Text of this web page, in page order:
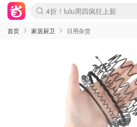
Boticinal 夏促开抢！
4折！lulu周四疯狂上新
还没结束！&OtherStories大促
Joybuy变相75折 随时失效
速领！Stanley独家85折
疑似霸哥！Camper额外叠85折
Zalando 奥莱闪促！每日更新
Moncler反季囤！5折起+叠9折
Coach Brooklyn仅€192
首页 家居厨卫 日用杂货